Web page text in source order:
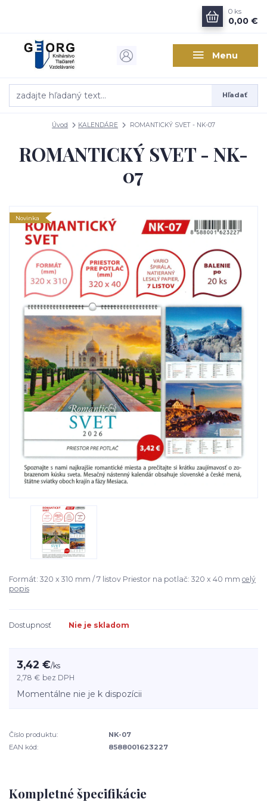
Menu
Hľadať
0 ks
0,00 €
Úvod KALENDÁRE ROMANTICKÝ SVET - NK-07
ROMANTICKÝ SVET - NK-
07
Novinka
Formát: 320 x 310 mm / 7 listov Priestor na potlač: 320 x 40 mm celý
popis
Dostupnosť Nie je skladom
3,42 €/ks
2,78 € bez DPH
Momentálne nie je k dispozícii
Číslo produktu:
NK-07
EAN kód:
8588001623227
Kompletné špecifikácie